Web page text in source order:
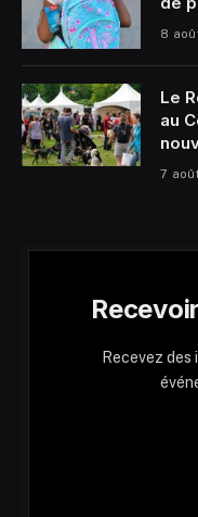
8
Le
au
7
Recevez